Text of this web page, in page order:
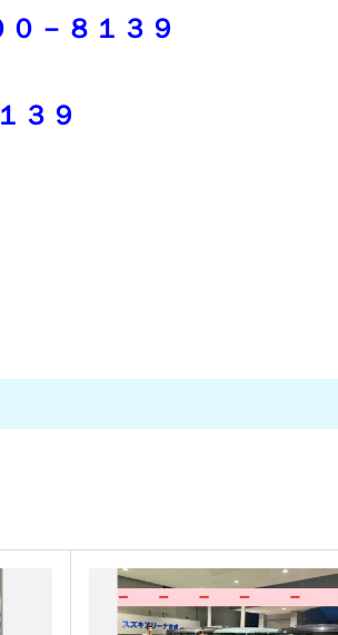
－８１３９
３９